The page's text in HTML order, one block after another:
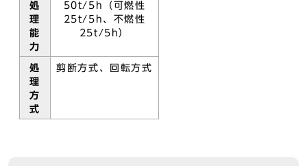
処
理
能
力
50t/5h（可燃性
25t/5h、不燃性
25t/5h）
処
理
方
式
剪断方式、回転方式